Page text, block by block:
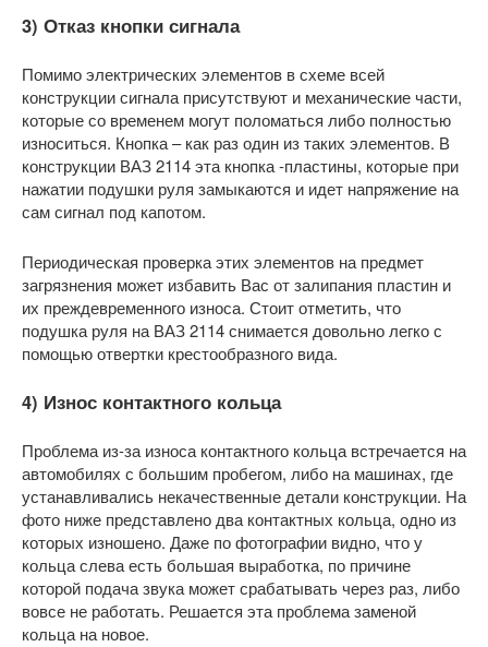
3) Отказ кнопки сигнала
Помимо электрических элементов в схеме всей
конструкции сигнала присутствуют и механические части,
которые со временем могут поломаться либо полностью
износиться. Кнопка – как раз один из таких элементов. В
конструкции ВАЗ 2114 эта кнопка -пластины, которые при
нажатии подушки руля замыкаются и идет напряжение на
сам сигнал под капотом.
Периодическая проверка этих элементов на предмет
загрязнения может избавить Вас от залипания пластин и
их преждевременного износа. Стоит отметить, что
подушка руля на ВАЗ 2114 снимается довольно легко с
помощью отвертки крестообразного вида.
4) Износ контактного кольца
Проблема из-за износа контактного кольца встречается на
автомобилях с большим пробегом, либо на машинах, где
устанавливались некачественные детали конструкции. На
фото ниже представлено два контактных кольца, одно из
которых изношено. Даже по фотографии видно, что у
кольца слева есть большая выработка, по причине
которой подача звука может срабатывать через раз, либо
вовсе не работать. Решается эта проблема заменой
кольца на новое.